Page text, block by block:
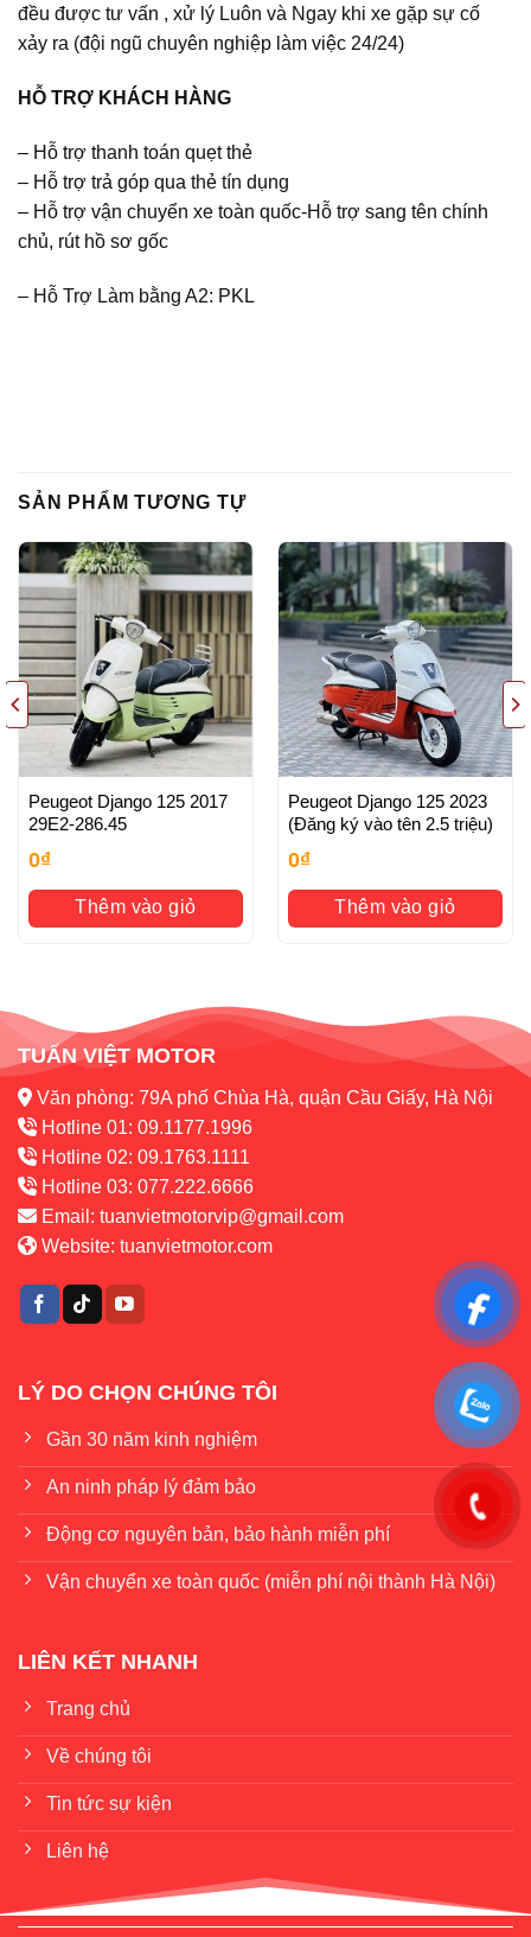
đều được tư vấn , xử lý Luôn và Ngay khi xe gặp sự cố
xảy ra (đội ngũ chuyên nghiệp làm việc 24/24)
HỖ TRỢ KHÁCH HÀNG
– Hỗ trợ thanh toán quẹt thẻ
– Hỗ trợ trả góp qua thẻ tín dụng
– Hỗ trợ vận chuyển xe toàn quốc-Hỗ trợ sang tên chính
chủ, rút hồ sơ gốc
– Hỗ Trợ Làm bằng A2: PKL
SẢN PHẨM TƯƠNG TỰ
Peugeot Django 125 2017
29E2-286.45
0₫
Thêm vào giỏ
Peugeot Django 125 2023
(Đăng ký vào tên 2.5 triệu)
0₫
Thêm vào giỏ
TUẤN VIỆT MOTOR
Văn phòng: 79A phố Chùa Hà, quận Cầu Giấy, Hà Nội
Hotline 01: 09.1177.1996
Hotline 02: 09.1763.1111
Hotline 03: 077.222.6666
Email: tuanvietmotorvip@gmail.com
Website: tuanvietmotor.com
LÝ DO CHỌN CHÚNG TÔI
Gần 30 năm kinh nghiệm
An ninh pháp lý đảm bảo
Động cơ nguyên bản, bảo hành miễn phí
Vận chuyển xe toàn quốc (miễn phí nội thành Hà Nội)
LIÊN KẾT NHANH
Trang chủ
Về chúng tôi
Tin tức sự kiện
Liên hệ